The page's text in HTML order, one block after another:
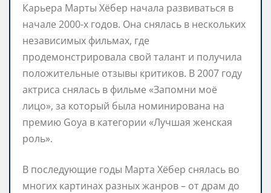
Карьера Марты Хёбер начала развиваться в
начале 2000-х годов. Она снялась в нескольких
независимых фильмах, где
продемонстрировала свой талант и получила
положительные отзывы критиков. В 2007 году
актриса снялась в фильме «Запомни моё
лицо», за который была номинирована на
премию Goya в категории «Лучшая женская
роль».
В последующие годы Марта Хёбер снялась во
многих картинах разных жанров – от драм до